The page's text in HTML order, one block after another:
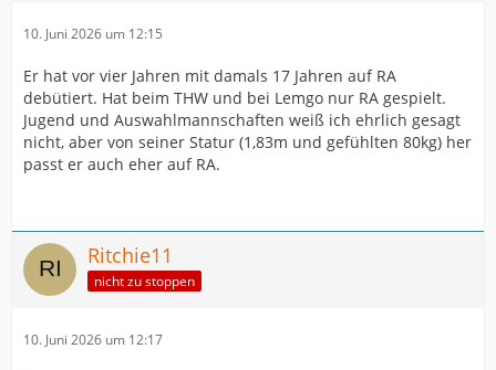
10. Juni 2026 um 12:15
Er hat vor vier Jahren mit damals 17 Jahren auf RA
debütiert. Hat beim THW und bei Lemgo nur RA gespielt.
Jugend und Auswahlmannschaften weiß ich ehrlich gesagt
nicht, aber von seiner Statur (1,83m und gefühlten 80kg) her
passt er auch eher auf RA.
Ritchie11
nicht zu stoppen
10. Juni 2026 um 12:17